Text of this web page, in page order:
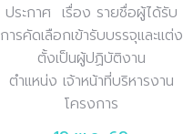
ประกาศ เรื่อง รายชื่อผู้ได้รับ
การคัดเลือกเข้ารับบรรจุและแต่ง
ตั้งเป็นผู้ปฏิบัติงาน
ตำแหน่ง เจ้าหน้าที่บริหารงาน
โครงการ